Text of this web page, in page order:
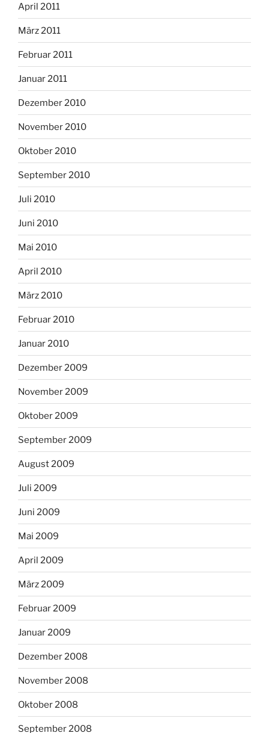
April 2011
März 2011
Februar 2011
Januar 2011
Dezember 2010
November 2010
Oktober 2010
September 2010
Juli 2010
Juni 2010
Mai 2010
April 2010
März 2010
Februar 2010
Januar 2010
Dezember 2009
November 2009
Oktober 2009
September 2009
August 2009
Juli 2009
Juni 2009
Mai 2009
April 2009
März 2009
Februar 2009
Januar 2009
Dezember 2008
November 2008
Oktober 2008
September 2008